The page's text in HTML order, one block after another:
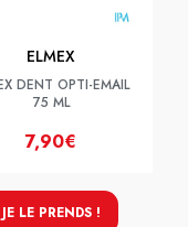
ELMEX
DENT OPTI-EMAIL
75 ML
7,90€
JE LE PRENDS !